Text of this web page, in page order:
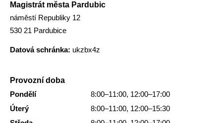
Město
Magistrát města Pardubic
náměstí Republiky 12
530 21 Pardubice
Datová schránka: ukzbx4z
Provozní doba
Pondělí
8:00–11:00, 12:00–17:00
Úterý
8:00–11:00, 12:00–15:30